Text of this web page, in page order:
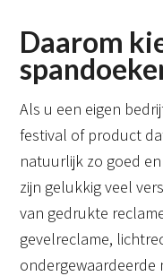
Daarom
Als u een eigen
festival of product
natuurlijk zo goed
zijn gelukkig veel
van gedrukte
gevelreclame,
ondergewaardeerde